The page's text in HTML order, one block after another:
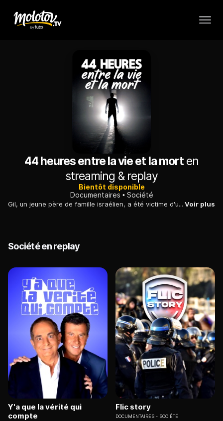
44 heures entre la vie et la morten
streaming & replay
Bientôt disponible
Documentaires
Société
Gil, un jeune père de famille israélien, a été victime d'un syndrome d'enfermement. Plongée dans un phénomène médical aussi rare qu'angoissant. Voir plus
Société en replay
Y'a que la vérité qui
compte
Flic story
DOCUMENTAIRES SOCIÉTÉ